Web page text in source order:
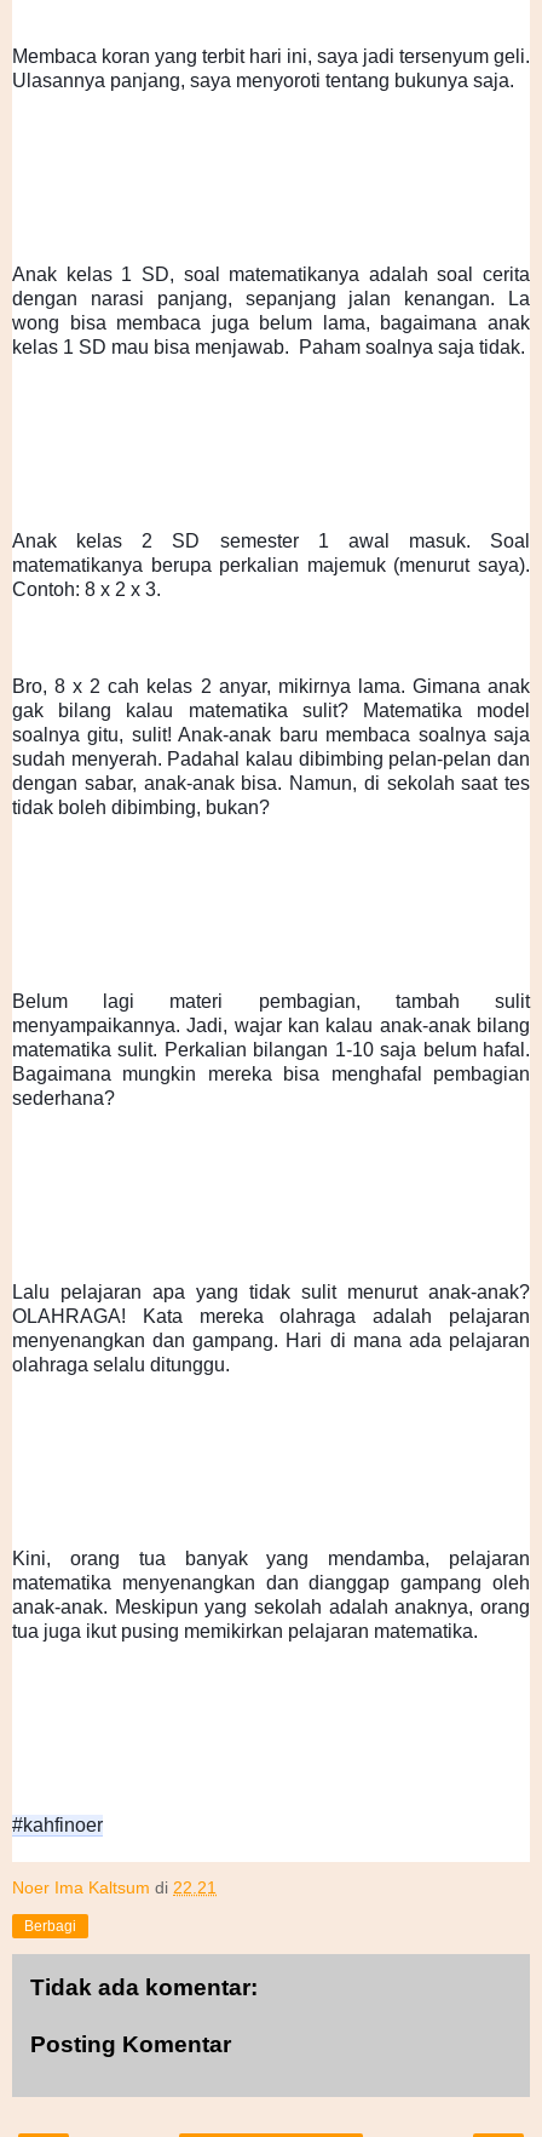
Membaca koran yang terbit hari ini, saya jadi tersenyum geli.
Ulasannya panjang, saya menyoroti tentang bukunya saja.
Anak kelas 1 SD, soal matematikanya adalah soal cerita
dengan narasi panjang, sepanjang jalan kenangan. La
wong bisa membaca juga belum lama, bagaimana anak
kelas 1 SD mau bisa menjawab.  Paham soalnya saja tidak.
Anak kelas 2 SD semester 1 awal masuk. Soal
matematikanya berupa perkalian majemuk (menurut saya).
Contoh: 8 x 2 x 3.
Bro, 8 x 2 cah kelas 2 anyar, mikirnya lama. Gimana anak
gak bilang kalau matematika sulit? Matematika model
soalnya gitu, sulit! Anak-anak baru membaca soalnya saja
sudah menyerah. Padahal kalau dibimbing pelan-pelan dan
dengan sabar, anak-anak bisa. Namun, di sekolah saat tes
tidak boleh dibimbing, bukan?
Belum lagi materi pembagian, tambah sulit
menyampaikannya. Jadi, wajar kan kalau anak-anak bilang
matematika sulit. Perkalian bilangan 1-10 saja belum hafal.
Bagaimana mungkin mereka bisa menghafal pembagian
sederhana?
Lalu pelajaran apa yang tidak sulit menurut anak-anak?
OLAHRAGA! Kata mereka olahraga adalah pelajaran
menyenangkan dan gampang. Hari di mana ada pelajaran
olahraga selalu ditunggu.
Kini, orang tua banyak yang mendamba, pelajaran
matematika menyenangkan dan dianggap gampang oleh
anak-anak. Meskipun yang sekolah adalah anaknya, orang
tua juga ikut pusing memikirkan pelajaran matematika.
#kahfinoer
Noer Ima Kaltsum di 22.21
Berbagi
Tidak ada komentar:
Posting Komentar